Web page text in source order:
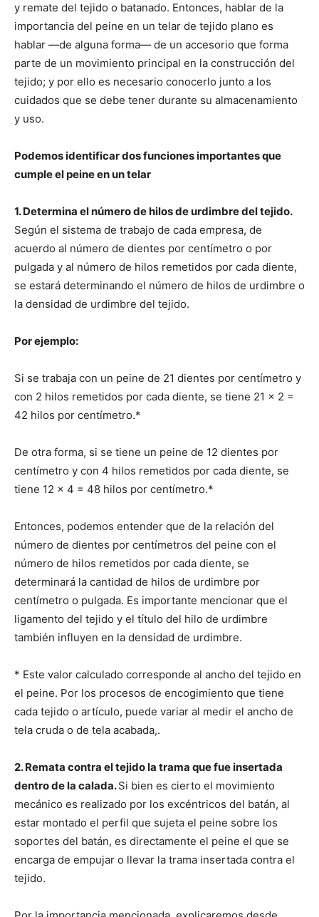
y remate del tejido o batanado. Entonces, hablar de la
importancia del peine en un telar de tejido plano es
hablar —de alguna forma— de un accesorio que forma
parte de un movimiento principal en la construcción del
tejido; y por ello es necesario conocerlo junto a los
cuidados que se debe tener durante su almacenamiento
y uso.
Podemos identificar dos funciones importantes que
cumple el peine en un telar
1. Determina el número de hilos de urdimbre del tejido.
Según el sistema de trabajo de cada empresa, de
acuerdo al número de dientes por centímetro o por
pulgada y al número de hilos remetidos por cada diente,
se estará determinando el número de hilos de urdimbre o
la densidad de urdimbre del tejido.
Por ejemplo:
Si se trabaja con un peine de 21 dientes por centímetro y
con 2 hilos remetidos por cada diente, se tiene 21 x 2 =
42 hilos por centímetro.*
De otra forma, si se tiene un peine de 12 dientes por
centímetro y con 4 hilos remetidos por cada diente, se
tiene 12 x 4 = 48 hilos por centímetro.*
Entonces, podemos entender que de la relación del
número de dientes por centímetros del peine con el
número de hilos remetidos por cada diente, se
determinará la cantidad de hilos de urdimbre por
centímetro o pulgada. Es importante mencionar que el
ligamento del tejido y el título del hilo de urdimbre
también influyen en la densidad de urdimbre.
* Este valor calculado corresponde al ancho del tejido en
el peine. Por los procesos de encogimiento que tiene
cada tejido o artículo, puede variar al medir el ancho de
tela cruda o de tela acabada,.
2. Remata contra el tejido la trama que fue insertada
dentro de la calada.Si bien es cierto el movimiento
mecánico es realizado por los excéntricos del batán, al
estar montado el perfil que sujeta el peine sobre los
soportes del batán, es directamente el peine el que se
encarga de empujar o llevar la trama insertada contra el
tejido.